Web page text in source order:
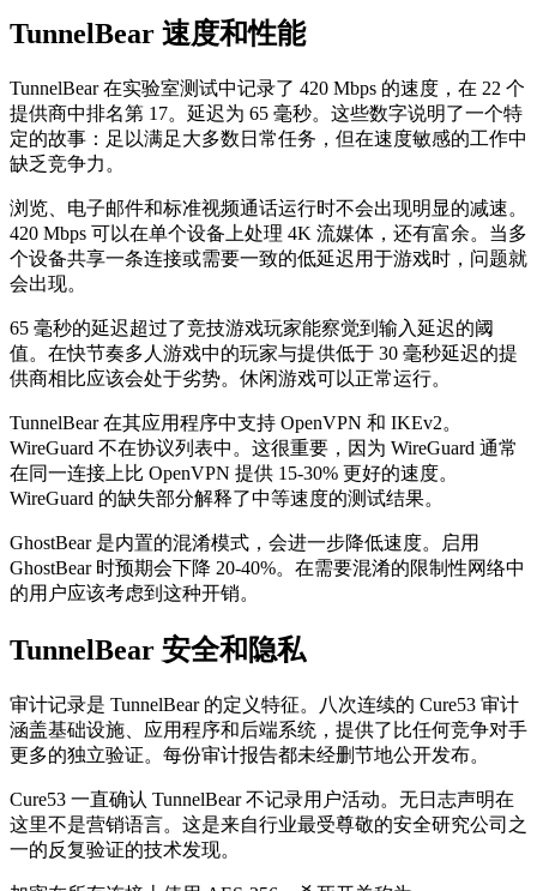
TunnelBear 速度和性能
TunnelBear 在实验室测试中记录了 420 Mbps 的速度，在 22 个
提供商中排名第 17。延迟为 65 毫秒。这些数字说明了一个特
定的故事：足以满足大多数日常任务，但在速度敏感的工作中
缺乏竞争力。
浏览、电子邮件和标准视频通话运行时不会出现明显的减速。
420 Mbps 可以在单个设备上处理 4K 流媒体，还有富余。当多
个设备共享一条连接或需要一致的低延迟用于游戏时，问题就
会出现。
65 毫秒的延迟超过了竞技游戏玩家能察觉到输入延迟的阈
值。在快节奏多人游戏中的玩家与提供低于 30 毫秒延迟的提
供商相比应该会处于劣势。休闲游戏可以正常运行。
TunnelBear 在其应用程序中支持 OpenVPN 和 IKEv2。
WireGuard 不在协议列表中。这很重要，因为 WireGuard 通常
在同一连接上比 OpenVPN 提供 15-30% 更好的速度。
WireGuard 的缺失部分解释了中等速度的测试结果。
GhostBear 是内置的混淆模式，会进一步降低速度。启用
GhostBear 时预期会下降 20-40%。在需要混淆的限制性网络中
的用户应该考虑到这种开销。
TunnelBear 安全和隐私
审计记录是 TunnelBear 的定义特征。八次连续的 Cure53 审计
涵盖基础设施、应用程序和后端系统，提供了比任何竞争对手
更多的独立验证。每份审计报告都未经删节地公开发布。
Cure53 一直确认 TunnelBear 不记录用户活动。无日志声明在
这里不是营销语言。这是来自行业最受尊敬的安全研究公司之
一的反复验证的技术发现。